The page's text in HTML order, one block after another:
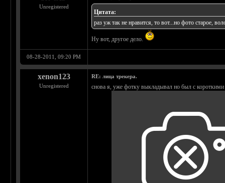
Unregistered
Цитата:
раз уж так не нравится, то вот...но фото старое,
Ну вот, другое дело.
08-28-2011, 09:20 PM
xenon123
Unregistered
RE: лица трекера.
снова я, уже фотку выкладывал но был с короткими